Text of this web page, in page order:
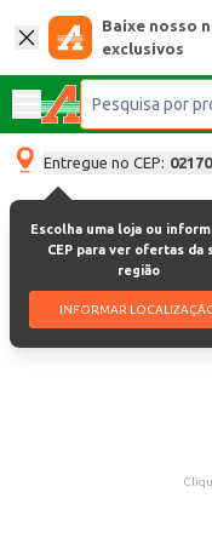
Baixe nosso
exclusivos
Entregue no CEP:
Escolha uma loja ou
CEP para ver ofertas da
região
INFORMAR